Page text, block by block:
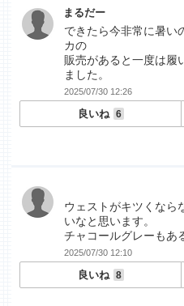
まるだー
できたら今非常に暑い
カの
販売があると一度は履
ました。
2025/07/30 12:26
良いね 6
ウェストがキツくなら
いなと思います。
チャコールグレーもあ
2025/07/30 12:10
良いね 8